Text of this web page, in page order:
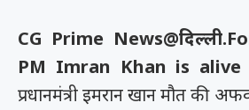
CG Prime News@दिल्ली.
PM Imran Khan is alive
प्रधानमंत्री इमरान खान मौत की